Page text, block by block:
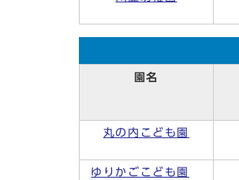
園名
丸の内こども園
ゆりかごこども園